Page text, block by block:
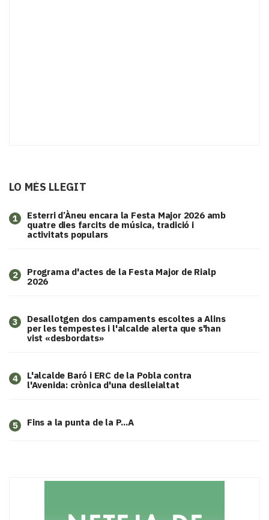
LO MÉS LLEGIT
1
Esterri d’Àneu encara la Festa Major 2026 amb
quatre dies farcits de música, tradició i
activitats populars
2
Programa d'actes de la Festa Major de Rialp
2026
3
​Desallotgen dos campaments escoltes a Alins
per les tempestes i l'alcalde alerta que s'han
vist «desbordats»
4
L'alcalde Baró i ERC de la Pobla contra
l'Avenida: crònica d'una deslleialtat
5 Fins a la punta de la P...A